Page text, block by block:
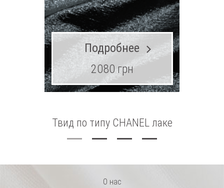
Твид по типу CHANEL лаке
Подробнее
2080 грн
О нас